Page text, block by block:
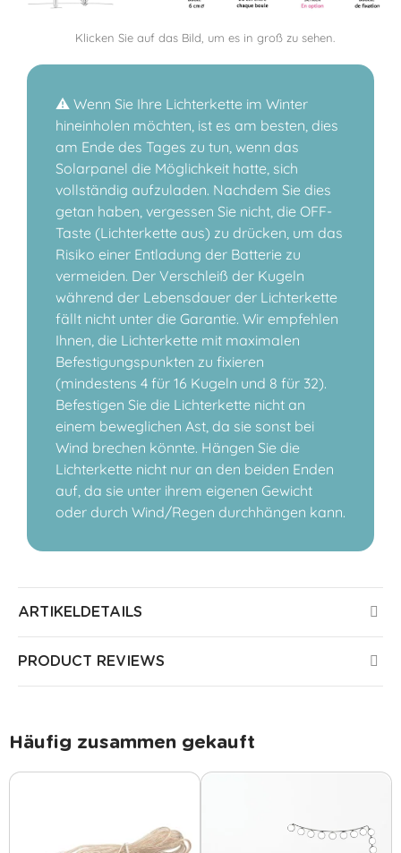
Klicken Sie auf das Bild, um es in groß zu sehen.
⚠️ Wenn Sie Ihre Lichterkette im Winter
hineinholen möchten, ist es am besten, dies
am Ende des Tages zu tun, wenn das
Solarpanel die Möglichkeit hatte, sich
vollständig aufzuladen. Nachdem Sie dies
getan haben, vergessen Sie nicht, die OFF-
Taste (Lichterkette aus) zu drücken, um das
Risiko einer Entladung der Batterie zu
vermeiden. Der Verschleiß der Kugeln
während der Lebensdauer der Lichterkette
fällt nicht unter die Garantie. Wir empfehlen
Ihnen, die Lichterkette mit maximalen
Befestigungspunkten zu fixieren
(mindestens 4 für 16 Kugeln und 8 für 32).
Befestigen Sie die Lichterkette nicht an
einem beweglichen Ast, da sie sonst bei
Wind brechen könnte. Hängen Sie die
Lichterkette nicht nur an den beiden Enden
auf, da sie unter ihrem eigenen Gewicht
oder durch Wind/Regen durchhängen kann.
ARTIKELDETAILS
PRODUCT REVIEWS
Häufig zusammen gekauft